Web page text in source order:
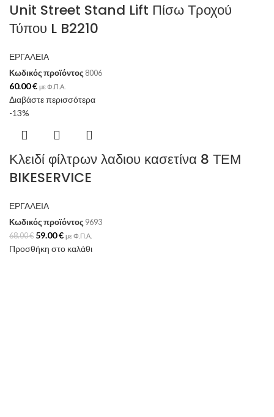
Unit Street Stand Lift Πίσω Τροχού
Τύπου L B2210
ΕΡΓΑΛΕΙΑ
Κωδικός προϊόντος 8006
60.00€ με Φ.Π.Α.
Διαβάστε περισσότερα
-13%
Κλειδί φίλτρων λαδιου κασετίνα 8 ΤΕΜ
BIKESERVICE
ΕΡΓΑΛΕΙΑ
Κωδικός προϊόντος 9693
68.00€ 59.00€ με Φ.Π.Α.
Προσθήκη στο καλάθι